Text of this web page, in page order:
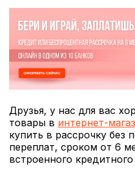
Друзья, у нас для вас
товары в интернет-
купить в рассрочку без
переплат, сроком от 6
встроенного